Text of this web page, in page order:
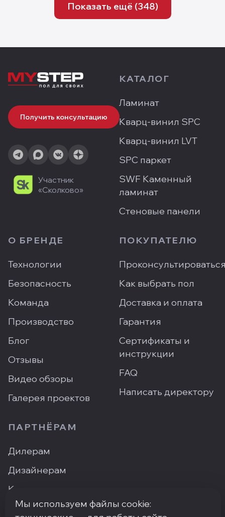
Показать ещё (348)
Получить консультацию
Участник
«Сколково»
КАТАЛОГ
Ламинат
Кварц-винил SPC
Кварц-винил LVT
SPC паркет
SWF Каменный
ламинат
Стеновые панели
О БРЕНДЕ
Технологии
Безопасность
Команда
Производство
Блог
Отзывы
Видео обзоры
Галерея проектов
ПОКУПАТЕЛЮ
Как выбрать пол
Доставка и оплата
Гарантия
Сертификаты и
инструкции
FAQ
Написать директору
ПАРТНЁРАМ
Дилерам
Дизайнерам
Контакты
Где купить
Мы используем файлы cookie: